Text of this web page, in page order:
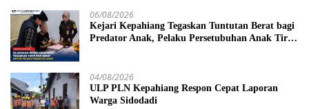
06/08/2026
Kejari Kepahiang Tegaskan Tuntutan Berat bagi
Predator Anak, Pelaku Persetubuhan Anak Tiri
04/08/2026
ULP PLN Kepahiang Respon Cepat Laporan
Warga Sidodadi